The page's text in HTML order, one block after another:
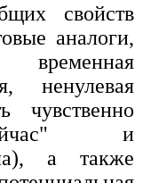
свойств
аналоги,
временная
ненулевая
чувственно
и
а также